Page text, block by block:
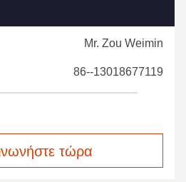
Mr. Zou Weimin
86--13018677119
τώρα